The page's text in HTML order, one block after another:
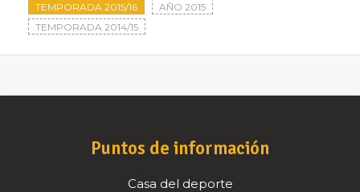
TEMPORADA 2015/16
AÑO 2015
TEMPORADA 2014/15
Puntos de información
Casa del deporte